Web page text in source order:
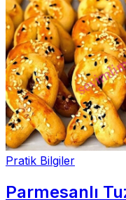
Pratik Bilgiler
Parmesanlı